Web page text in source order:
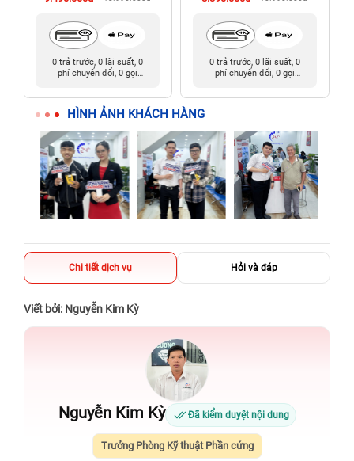
0 trả trước, 0 lãi suất, 0
phí chuyển đổi, 0 gọi
0 trả trước, 0 lãi suất, 0
phí chuyển đổi, 0 gọi
HÌNH ẢNH KHÁCH HÀNG
Chi tiết dịch vụ Hỏi và đáp
Viết bởi: Nguyễn Kim Kỳ
Nguyễn Kim Kỳ Đã kiểm duyệt nội dung
Trưởng Phòng Kỹ thuật Phần cứng